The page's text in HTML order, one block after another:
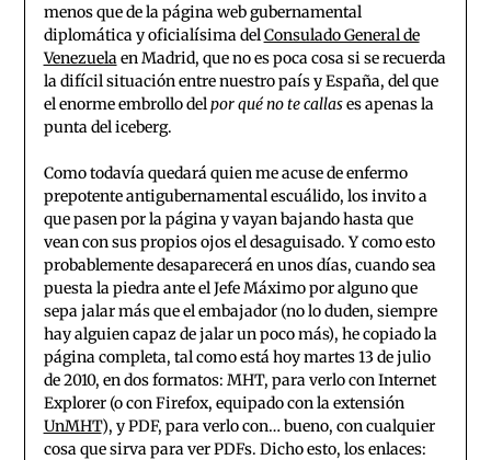
menos que de la página web gubernamental
diplomática y oficialísima del Consulado General de
Venezuela en Madrid, que no es poca cosa si se recuerda
la difícil situación entre nuestro país y España, del que
el enorme embrollo del por qué no te callases apenas la
punta del iceberg.
Como todavía quedará quien me acuse de enfermo
prepotente antigubernamental escuálido, los invito a
que pasen por la página y vayan bajando hasta que
vean con sus propios ojos el desaguisado. Y como esto
probablemente desaparecerá en unos días, cuando sea
puesta la piedra ante el Jefe Máximo por alguno que
sepa jalar más que el embajador (no lo duden, siempre
hay alguien capaz de jalar un poco más), he copiado la
página completa, tal como está hoy martes 13 de julio
de 2010, en dos formatos: MHT, para verlo con Internet
Explorer (o con Firefox, equipado con la extensión
UnMHT), y PDF, para verlo con… bueno, con cualquier
cosa que sirva para ver PDFs. Dicho esto, los enlaces: